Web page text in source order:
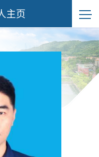
主页